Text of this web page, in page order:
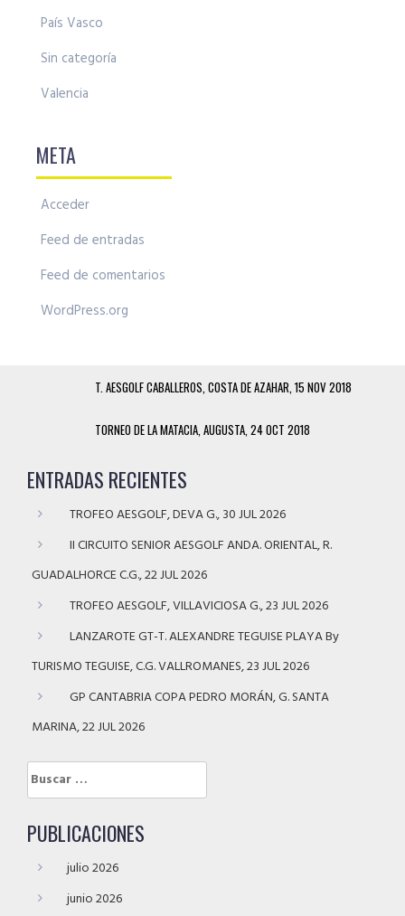
País Vasco
Sin categoría
Valencia
META
Acceder
Feed de entradas
Feed de comentarios
WordPress.org
T. AESGOLF CABALLEROS, COSTA DE AZAHAR, 15 NOV 2018
TORNEO DE LA MATACIA, AUGUSTA, 24 OCT 2018
ENTRADAS RECIENTES
TROFEO AESGOLF, DEVA G., 30 JUL 2026
II CIRCUITO SENIOR AESGOLF ANDA. ORIENTAL, R.
GUADALHORCE C.G., 22 JUL 2026
TROFEO AESGOLF, VILLAVICIOSA G., 23 JUL 2026
LANZAROTE GT-T. ALEXANDRE TEGUISE PLAYA By
TURISMO TEGUISE, C.G. VALLROMANES, 23 JUL 2026
GP CANTABRIA COPA PEDRO MORÁN, G. SANTA
MARINA, 22 JUL 2026
Buscar:
PUBLICACIONES
julio 2026
junio 2026